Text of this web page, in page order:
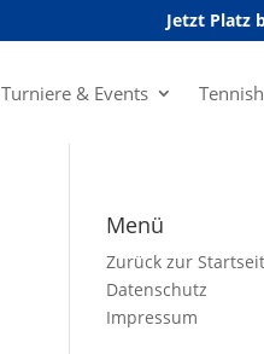
Jetzt Platz
Turniere & Events
Menü
Zurück zur
Datenschutz
Impressum